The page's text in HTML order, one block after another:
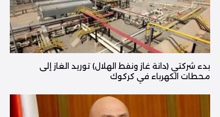
بدء شركتي (دانة غاز ونفط الهلال) توريد الغاز إلى
محطات الكهرباء في كركوك